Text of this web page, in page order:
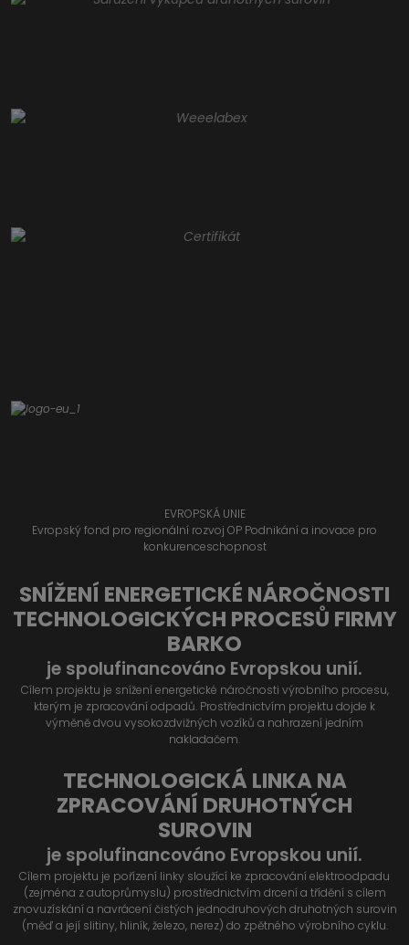
EVROPSKÁ UNIE
Evropský fond pro regionální rozvoj OP Podnikání a inovace pro
konkurenceschopnost
SNÍŽENÍ ENERGETICKÉ NÁROČNOSTI
TECHNOLOGICKÝCH PROCESŮ FIRMY
BARKO
je spolufinancováno Evropskou unií.
Cílem projektu je snížení energetické náročnosti výrobního procesu,
kterým je zpracování odpadů. Prostřednictvím projektu dojde k
výměně dvou vysokozdvižných vozíků a nahrazení jedním
nakladačem.
TECHNOLOGICKÁ LINKA NA
ZPRACOVÁNÍ DRUHOTNÝCH
SUROVIN
je spolufinancováno Evropskou unií.
Cílem projektu je pořízení linky sloužící ke zpracování elektroodpadu
(zejména z autoprůmyslu) prostřednictvím drcení a třídění s cílem
znovuzískání a navrácení čistých jednodruhových druhotných surovin
(měď a její slitiny, hliník, železo, nerez) do zpětného výrobního cyklu.